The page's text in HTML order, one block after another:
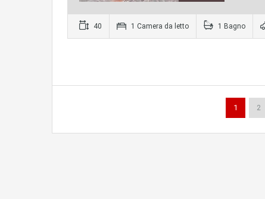
40 1 Camera da letto 1 Bagno
1 2